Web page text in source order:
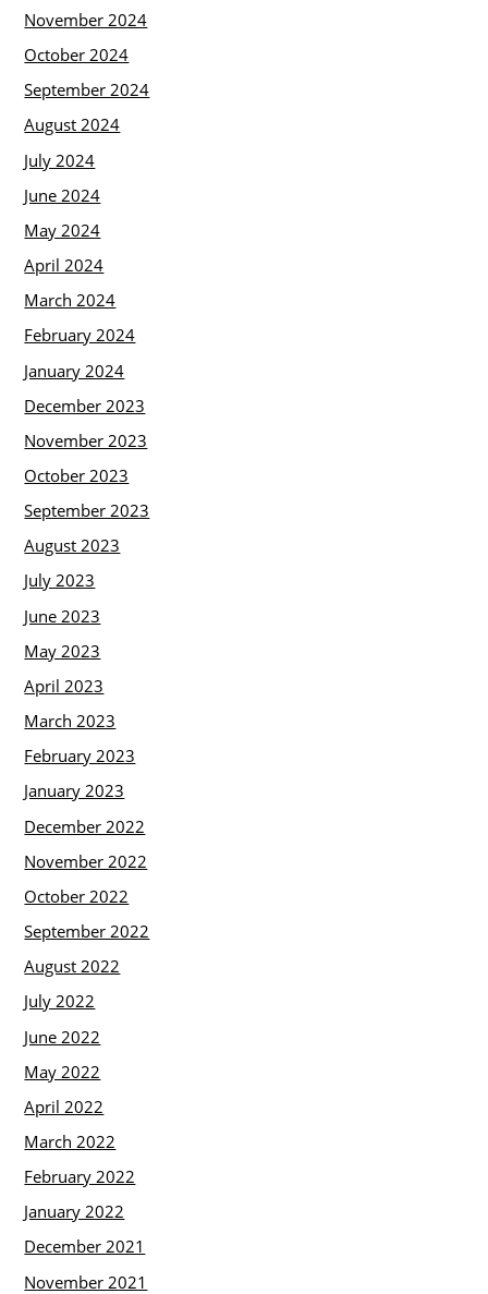
November 2024
October 2024
September 2024
August 2024
July 2024
June 2024
May 2024
April 2024
March 2024
February 2024
January 2024
December 2023
November 2023
October 2023
September 2023
August 2023
July 2023
June 2023
May 2023
April 2023
March 2023
February 2023
January 2023
December 2022
November 2022
October 2022
September 2022
August 2022
July 2022
June 2022
May 2022
April 2022
March 2022
February 2022
January 2022
December 2021
November 2021